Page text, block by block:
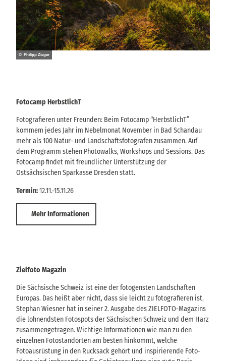
© Philipp Zieger
Fotocamp HerbstlichT
Fotografieren unter Freunden: Beim Fotocamp “HerbstlichT”
kommem jedes Jahr im Nebelmonat November in Bad Schandau
mehr als 100 Natur- und Landschaftsfotografen zusammen. Auf
dem Programm stehen Photowalks, Workshops und Sessions. Das
Fotocamp findet mit freundlicher Unterstützung der
Ostsächsischen Sparkasse Dresden statt.
Termin:12.11.-15.11.26
Mehr Informationen
Zielfoto Magazin
Die Sächsische Schweiz ist eine der fotogensten Landschaften
Europas. Das heißt aber nicht, dass sie leicht zu fotografieren ist.
Stephan Wiesner hat in seiner 2. Ausgabe des ZIELFOTO-Magazins
die lohnendsten Fotospots der Sächsischen Schweiz und dem Harz
zusammengetragen. Wichtige Informationen wie man zu den
einzelnen Fotostandorten am besten hinkommt, welche
Fotoausrüstung in den Rucksack gehört und inspirierende Foto-